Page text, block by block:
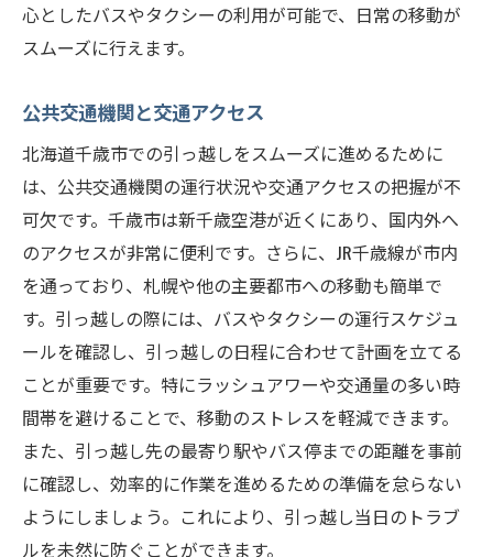
心としたバスやタクシーの利用が可能で、日常の移動が
スムーズに行えます。
公共交通機関と交通アクセス
北海道千歳市での引っ越しをスムーズに進めるために
は、公共交通機関の運行状況や交通アクセスの把握が不
可欠です。千歳市は新千歳空港が近くにあり、国内外へ
のアクセスが非常に便利です。さらに、JR千歳線が市内
を通っており、札幌や他の主要都市への移動も簡単で
す。引っ越しの際には、バスやタクシーの運行スケジュ
ールを確認し、引っ越しの日程に合わせて計画を立てる
ことが重要です。特にラッシュアワーや交通量の多い時
間帯を避けることで、移動のストレスを軽減できます。
また、引っ越し先の最寄り駅やバス停までの距離を事前
に確認し、効率的に作業を進めるための準備を怠らない
ようにしましょう。これにより、引っ越し当日のトラブ
ルを未然に防ぐことができます。